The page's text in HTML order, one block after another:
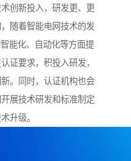
创新投入，研发更、更
随着智能电网技术的发
能化、自动化等方面提
证要求，积投入研发，
。同时，认证机构也会
展技术研发和标准制定
升级。